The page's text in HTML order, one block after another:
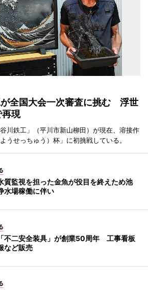
全国大会一次審査に挑む 浮世
現
川鉄工」（平川市新山柳田）が現在、溶接作
うせっちゅう）杯」に初挑戦している。
質監視を担った金魚が役目を終えため池
場稼働に伴い
不二安全装具」が創業50周年 工事看板
など販売